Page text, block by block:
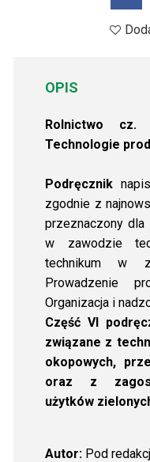
OPIS
Rolnictwo cz.
Technologie
Podręcznik
zgodnie z
przeznaczony dla
w zawodzie
technikum w
Prowadzenie
Organizacja i
Część VI
związane z
okopowych,
oraz z
użytków
Autor:Pod